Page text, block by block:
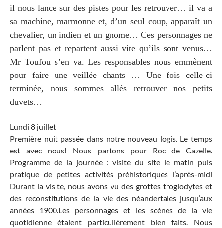
il nous lance sur des pistes pour les retrouver… il va a
sa machine, marmonne et, d’un seul coup, apparaît un
chevalier, un indien et un gnome… Ces personnages ne
parlent pas et repartent aussi vite qu’ils sont venus…
Mr Toufou s’en va. Les responsables nous emmènent
pour faire une veillée chants … Une fois celle-ci
terminée, nous sommes allés retrouver nos petits
duvets…
Lundi 8 juillet
Première nuit passée dans notre nouveau logis. Le temps
est avec nous! Nous partons pour Roc de Cazelle.
Programme de la journée : visite du site le matin puis
pratique de petites activités préhistoriques l’après-midi
Durant la visite, nous avons vu des grottes troglodytes et
des reconstitutions de la vie des néandertales jusqu’aux
années 1900.Les personnages et les scènes de la vie
quotidienne étaient particulièrement bien faits. Nous